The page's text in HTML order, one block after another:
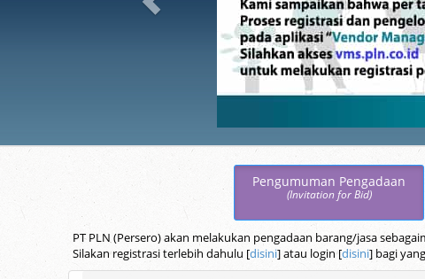
Pengumuman Pengadaan
(Invitation for Bid)
PT PLN (Persero) akan melakukan pengadaan barang/jasa
Silakan registrasi terlebih dahulu [disini] atau login [disini] bagi